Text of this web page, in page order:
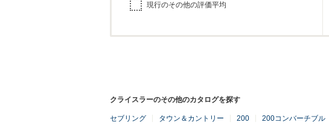
現行のその他の評価平均
クライスラーのその他のカタログを探す
セブリング タウン＆カントリー 200 200コンバーチブル